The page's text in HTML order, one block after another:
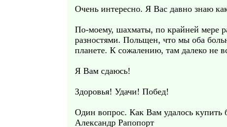
Очень интересно. Я Вас давно знаю
По-моему, шахматы, по крайней мере
разностями. Польщен, что мы оба
планете. К сожалению, там далеко не
Я Вам сдаюсь!
Здоровья! Удачи! Побед!
Один вопрос. Как Вам удалось купить
Александр Рапопорт